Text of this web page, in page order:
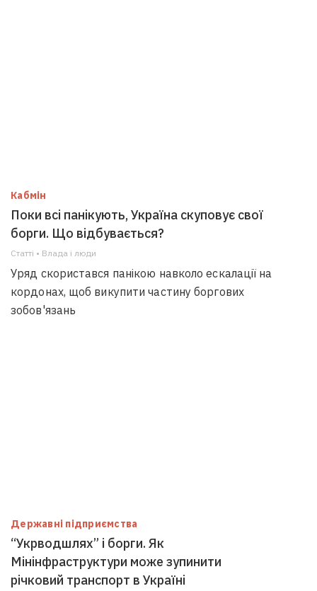
Кабмін
Поки всі панікують, Україна скуповує свої
борги. Що відбувається?
Статті • Влада i люди
Уряд скористався панікою навколо ескалації на
кордонах, щоб викупити частину боргових
зобов'язань
Державні підприємства
“Укрводшлях” і борги. Як
Мінінфраструктури може зупинити
річковий транспорт в Україні